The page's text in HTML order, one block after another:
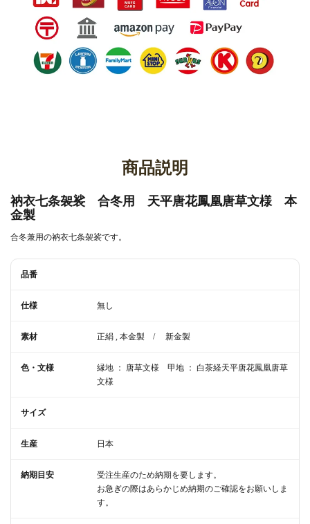
商品説明
衲衣七条袈裟 合冬用 天平唐花鳳凰唐草文様 本
金製
合冬兼用の衲衣七条袈裟です。
品番
仕様 無し
素材 正絹 , 本金製　/　 新金製
色・文様
縁地 ： 唐草文様　甲地 ： 白茶経天平唐花鳳凰唐草
文様
サイズ
生産 日本
納期目安
受注生産のため納期を要します。
お急ぎの際はあらかじめ納期のご確認をお願いしま
す。